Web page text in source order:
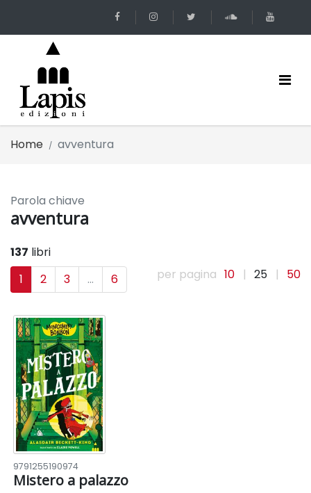
Home avventura
Parola chiave
avventura
137 libri
1
2 3 ... 6 per pagina 10 | 25 | 50
9791255190974
Mistero a palazzo